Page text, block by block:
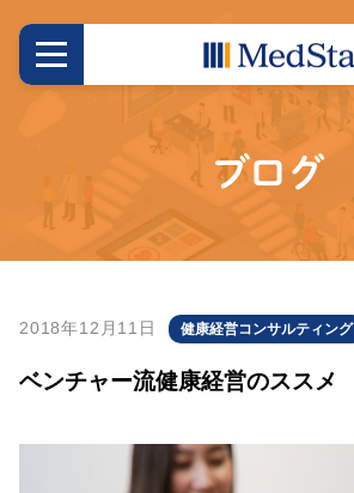
ブログ
2018年12月11日 健康経営コンサルティング
ベンチャー流健康経営のススメ